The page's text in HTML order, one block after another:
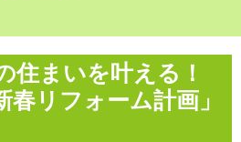
住まいを叶える！
春リフォーム計画」